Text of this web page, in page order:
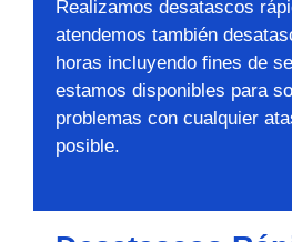
Realizamos desatascos
atendemos también
horas incluyendo fines de
estamos disponibles para
problemas con cualquier
posible.